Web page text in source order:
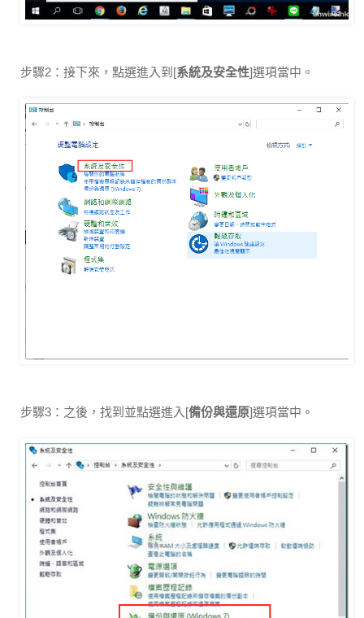
步驟2：接下來，點選進入到[系統及安全性]選項當中。
步驟3：之後，找到並點選進入[備份與還原]選項當中。